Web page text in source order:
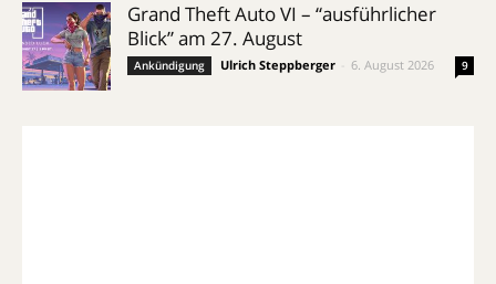
Grand Theft Auto VI – “ausführlicher
Blick” am 27. August
Ankündigung Ulrich Steppberger 6. August 2026 9